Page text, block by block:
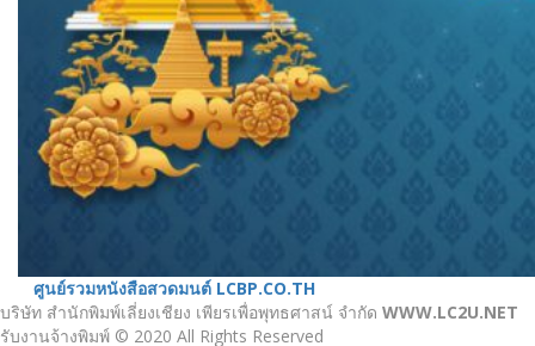
ศูนย์รวมหนังสือสวดมนต์ LCBP.CO.TH
บริษัท สำนักพิมพ์เลี่ยงเชียง เพียรเพื่อพุทธศาสน์ จำกัด WWW.LC2U.NET
รับงานจ้างพิมพ์ © 2020 All Rights Reserved